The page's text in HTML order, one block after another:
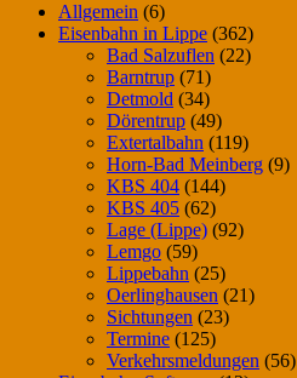
Allgemein (6)
Eisenbahn in Lippe (362)
Bad Salzuflen (22)
Barntrup (71)
Detmold (34)
Dörentrup (49)
Extertalbahn (119)
Horn-Bad Meinberg (9)
KBS 404 (144)
KBS 405 (62)
Lage (Lippe) (92)
Lemgo (59)
Lippebahn (25)
Oerlinghausen (21)
Sichtungen (23)
Termine (125)
Verkehrsmeldungen (56)